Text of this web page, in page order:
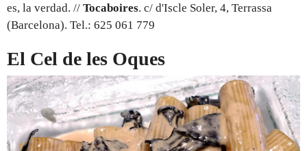
es, la verdad. // Tocaboires. c/ d'Iscle Soler, 4, Terrassa
(Barcelona). Tel.: 625 061 779
El Cel de les Oques